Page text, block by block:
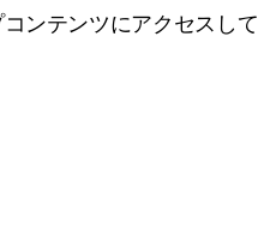
ンテンツにアクセスして